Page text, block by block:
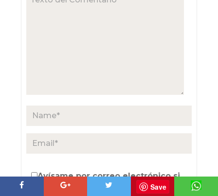
Avísame por correo electrónico si
alguien responde a mi comentario.
Save